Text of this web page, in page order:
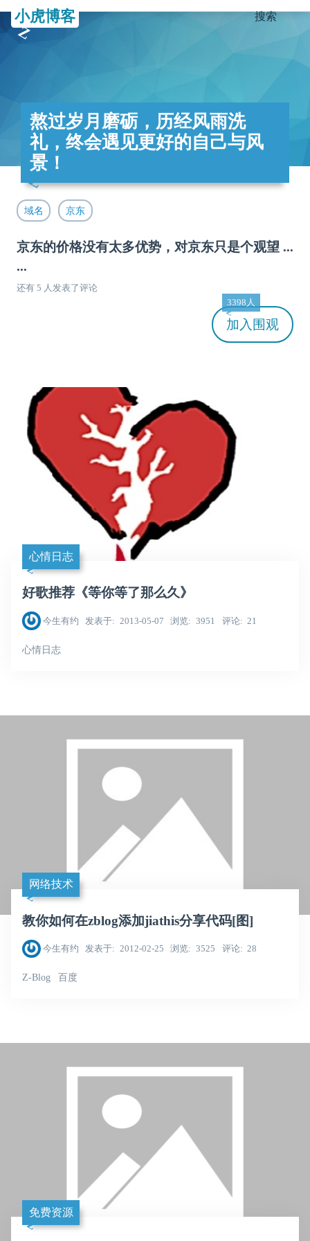
小虎博客 搜索
熬过岁月磨砺，历经风雨洗
礼，终会遇见更好的自己与风
景！
域名 京东
京东的价格没有太多优势，对京东只是个观望 ...
...
还有 5 人发表了评论
加入
3398人
围观
心情日志
好歌推荐《等你等了那么久》
今生有约 发表于 2013-05-07 浏览 3951 评论 21
心情日志
网络技术
教你如何在zblog添加jiathis分享代码[图]
今生有约 发表于 2012-02-25 浏览 3525 评论 28
Z-Blog 百度
免费资源